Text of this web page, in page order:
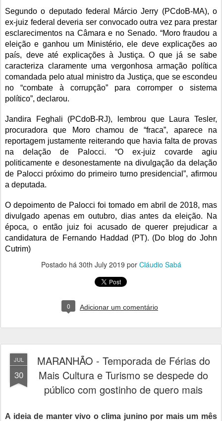
Segundo o deputado federal Márcio Jerry (PCdoB-MA), o
ex-juiz federal deveria ser convocado outra vez para prestar
esclarecimentos na Câmara e no Senado. “Moro fraudou a
eleição e ganhou um Ministério, ele deve explicações ao
país, deve até explicações à Justiça. O que já se sabe
caracteriza claramente uma vergonhosa armação política
comandada pelo atual ministro da Justiça, que se escondeu
no “combate à corrupção” para corromper o sistema
político”, declarou.
Jandira Feghali (PCdoB-RJ), lembrou que Laura Tesler,
procuradora que Moro chamou de “fraca”, aparece na
reportagem justamente reiterando que havia falta de provas
na delação de Palocci. “O ex-juiz covarde agiu
politicamente e desonestamente na divulgação da delação
de Palocci próximo do primeiro turno presidencial”, afirmou
a deputada.
O depoimento de Palocci foi tomado em abril de 2018, mas
divulgado apenas em outubro, dias antes da eleição. Na
época, o então juiz foi acusado de querer prejudicar a
candidatura de Fernando Haddad (PT). (Do blog do John
Cutrim)
Postado há 30th July 2019 por Cláudio Sabá
0 Adicionar um comentário
JUL
30
MARANHÃO - Temporada de Férias do
Mais Cultura e Turismo se despede do
público com gostinho de quero mais
A ideia de manter vivo o clima junino por mais um mês